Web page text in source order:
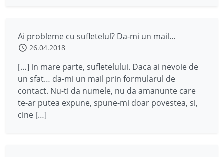
Ai probleme cu sufletelul? Da-mi un mail...
26.04.2018
[…] in mare parte, sufletelului. Daca ai nevoie de
un sfat… da-mi un mail prin formularul de
contact. Nu-ti da numele, nu da amanunte care
te-ar putea expune, spune-mi doar povestea, si,
cine […]